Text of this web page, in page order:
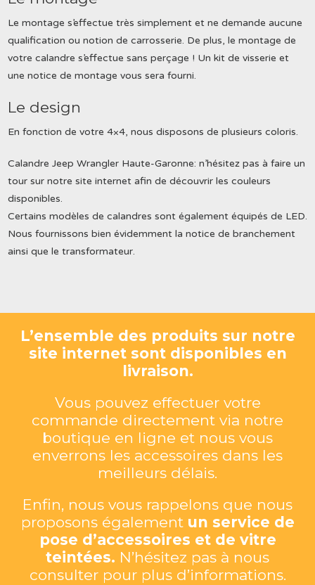
Le montage s’effectue très simplement et ne demande aucune
qualification ou notion de carrosserie. De plus, le montage de
votre calandre s’effectue sans perçage ! Un kit de visserie et
une notice de montage vous sera fourni.
Le design
En fonction de votre 4×4, nous disposons de plusieurs coloris.
Calandre Jeep Wrangler Haute-Garonne: n’hésitez pas à faire un
tour sur notre site internet afin de découvrir les couleurs
disponibles.
Certains modèles de calandres sont également équipés de LED.
Nous fournissons bien évidemment la notice de branchement
ainsi que le transformateur.
L’ensemble des produits sur notre
site internet sont disponibles en
livraison.
Vous pouvez effectuer votre
commande directement via notre
boutique en ligne et nous vous
enverrons les accessoires dans les
meilleurs délais.
Enfin, nous vous rappelons que nous
proposons également un service de
pose d’accessoires et de vitre
teintées. N’hésitez pas à nous
consulter pour plus d’informations.